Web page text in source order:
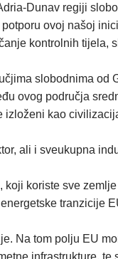
Dunav regiji
ovoj našoj
kontrolnih tijela,
slobodnima od
ovog područja
izloženi kao
ali i sveukupna
koji koriste sve
tranzicije
Na tom polju EU
infrastrukture, te